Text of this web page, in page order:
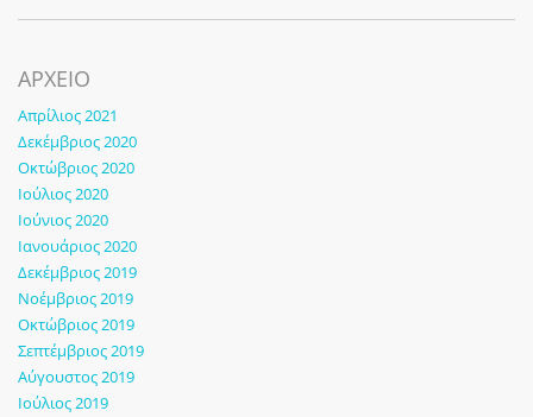
ΑΡΧΕΙΟ
Απρίλιος 2021
Δεκέμβριος 2020
Οκτώβριος 2020
Ιούλιος 2020
Ιούνιος 2020
Ιανουάριος 2020
Δεκέμβριος 2019
Νοέμβριος 2019
Οκτώβριος 2019
Σεπτέμβριος 2019
Αύγουστος 2019
Ιούλιος 2019